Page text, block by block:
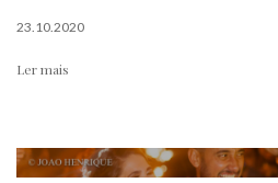
23.10.2020
Ler mais